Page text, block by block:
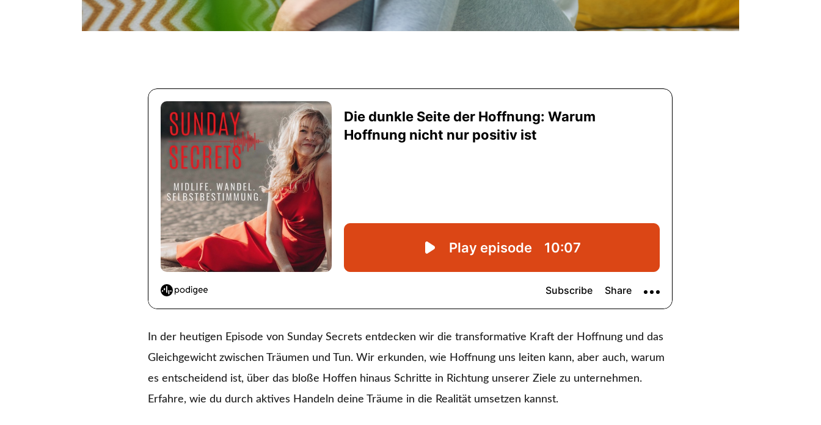
In der heutigen Episode von Sunday Secrets entdecken wir die transformative Kraft der Hoffnung und das
Gleichgewicht zwischen Träumen und Tun. Wir erkunden, wie Hoffnung uns leiten kann, aber auch, warum
es entscheidend ist, über das bloße Hoffen hinaus Schritte in Richtung unserer Ziele zu unternehmen.
Erfahre, wie du durch aktives Handeln deine Träume in die Realität umsetzen kannst.